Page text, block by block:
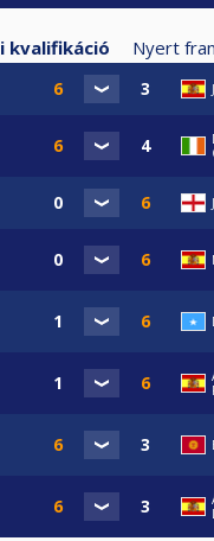
kvalifikáció Nyert